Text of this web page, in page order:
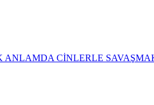
ANLAMDA CİNLERLE